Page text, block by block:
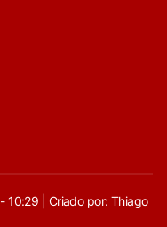
| Criado por: Thiago